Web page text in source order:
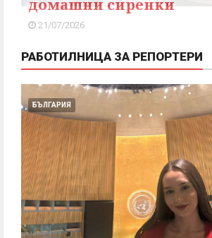
домашни сиренки
21/07/2026
РАБОТИЛНИЦА ЗА РЕПОРТЕРИ
БЪЛГАРИЯ